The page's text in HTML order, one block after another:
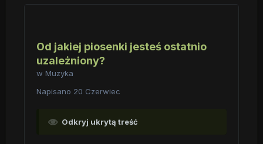
Od jakiej piosenki jesteś ostatnio
uzależniony?
w Muzyka
Napisano 20 Czerwiec
Odkryj ukrytą treść